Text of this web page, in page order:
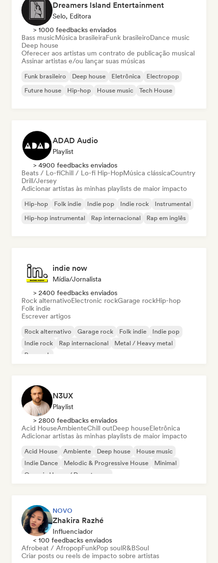
Dreamers Island Entertainment
Selo, Editora
> 1000 feedbacks enviados
Bass musicMúsica brasileiraFunk brasileiroDance music
Deep house
Oferecer aos artistas um contrato de publicação musical
Assinar artistas e/ou lançar suas músicas
Funk brasileiro Deep house Eletrônica
Electropop
Future house
Hip-hop House music Tech House
ADAD Audio
Playlist
> 4900 feedbacks enviados
Beats / Lo-fiChill / Lo-fi Hip-HopMúsica clássicaCountry
Drill/Jersey
Adicionar artistas às minhas playlists de maior impacto
Hip-hop Folk indie Indie pop Indie rock
Instrumental
Hip-hop instrumental
Rap internacional Rap em inglês
indie now
Mídia/Jornalista
> 2400 feedbacks enviados
Rock alternativoElectronic rockGarage rockHip-hop
Folk indie
Escrever artigos
Rock alternativo Garage rock Folk indie
Indie pop
Indie rock
Rap internacional
Metal / Heavy metal
Pop rock
N3UX
Playlist
> 2800 feedbacks enviados
Acid HouseAmbienteChill outDeep houseEletrônica
Adicionar artistas às minhas playlists de maior impacto
Acid House Ambiente Deep house
House music
Indie Dance
Melodic & Progressive House
Minimal
Organic House / Downtempo
NOVO
Zhakira Razhé
Influenciador
< 100 feedbacks enviados
Afrobeat / AfropopFunkPop soulR&BSoul
Criar posts ou reels de impacto sobre artistas